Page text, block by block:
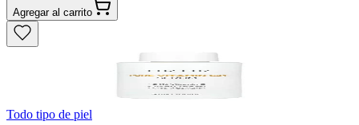
Agregar al carrito
Todo tipo de piel